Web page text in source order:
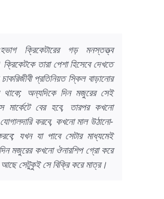
ক্রিকেটারের গড় মনস্তত্ত্ব
তারা পেশা হিসেবে দেখতে
প্রতিনিয়ত স্কিল বাড়ানোর
থাকে; অন্যদিকে দিন মজুরের সেই
মার্কেটে বের হবে, তারপর কখনো
যোগালদারি করবে, কখনো মাল উঠানো-
যখন যা পাবে সেটার মাধ্যমেই
মজুরের কখনো ঔনারশিপ গ্রো করে
সেটুকুই সে বিক্রি করে মাত্র।